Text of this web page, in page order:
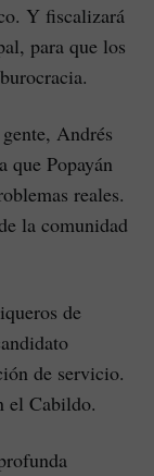
Y fiscalizará
para que los
Andrés
que Popayán
reales.
la comunidad
de
de servicio.
el Cabildo.